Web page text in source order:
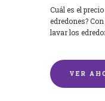
Cuál es el
edredones?
lavar los
VER